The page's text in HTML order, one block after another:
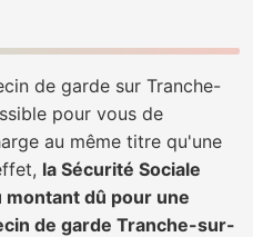
de garde sur Tranche-
pour vous de
au même titre qu'une
la Sécurité Sociale
montant dû pour une
de garde Tranche-sur-